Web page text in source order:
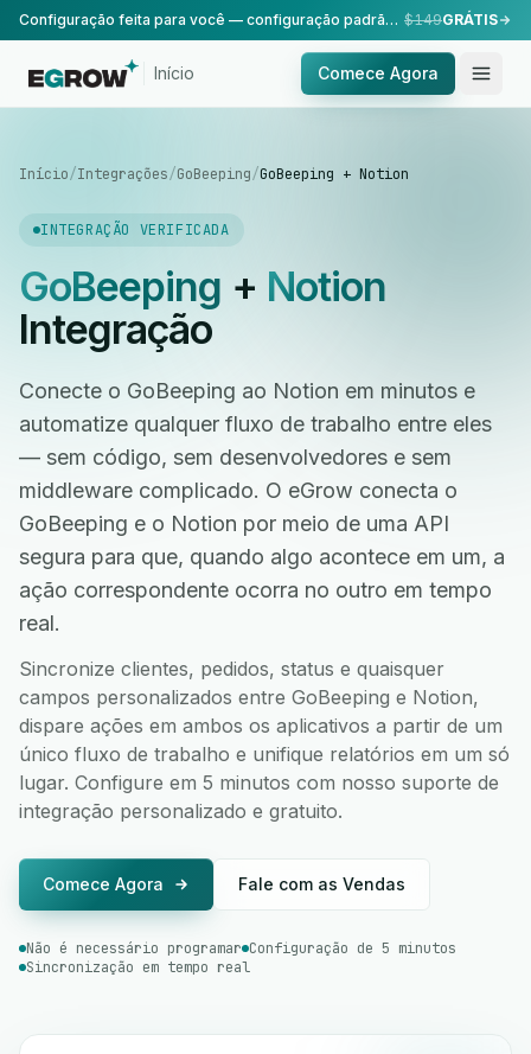
Configuração feita para você — configuração padrão, realizada pela nossa equipe. $149GRÁTIS
Início Comece Agora
Início/Integrações/GoBeeping/GoBeeping + Notion
INTEGRAÇÃO VERIFICADA
GoBeeping + Notion
Integração
Conecte o GoBeeping ao Notion em minutos e
automatize qualquer fluxo de trabalho entre eles
— sem código, sem desenvolvedores e sem
middleware complicado. O eGrow conecta o
GoBeeping e o Notion por meio de uma API
segura para que, quando algo acontece em um, a
ação correspondente ocorra no outro em tempo
real.
Sincronize clientes, pedidos, status e quaisquer
campos personalizados entre GoBeeping e Notion,
dispare ações em ambos os aplicativos a partir de um
único fluxo de trabalho e unifique relatórios em um só
lugar. Configure em 5 minutos com nosso suporte de
integração personalizado e gratuito.
Comece Agora Fale com as Vendas
Não é necessário programar Configuração de 5 minutos
Sincronização em tempo real